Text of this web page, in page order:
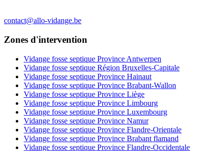
contact@allo-vidange.be
Zones d'intervention
Vidange fosse septique Province Antwerpen
Vidange fosse septique Région Bruxelles-Capitale
Vidange fosse septique Province Hainaut
Vidange fosse septique Province Brabant-Wallon
Vidange fosse septique Province Liège
Vidange fosse septique Province Limbourg
Vidange fosse septique Province Luxembourg
Vidange fosse septique Province Namur
Vidange fosse septique Province Flandre-Orientale
Vidange fosse septique Province Brabant flamand
Vidange fosse septique Province Flandre-Occidentale